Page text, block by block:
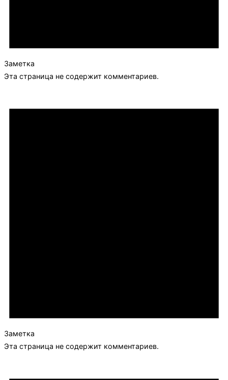
Заметка
Эта страница не содержит комментариев.
Заметка
Эта страница не содержит комментариев.